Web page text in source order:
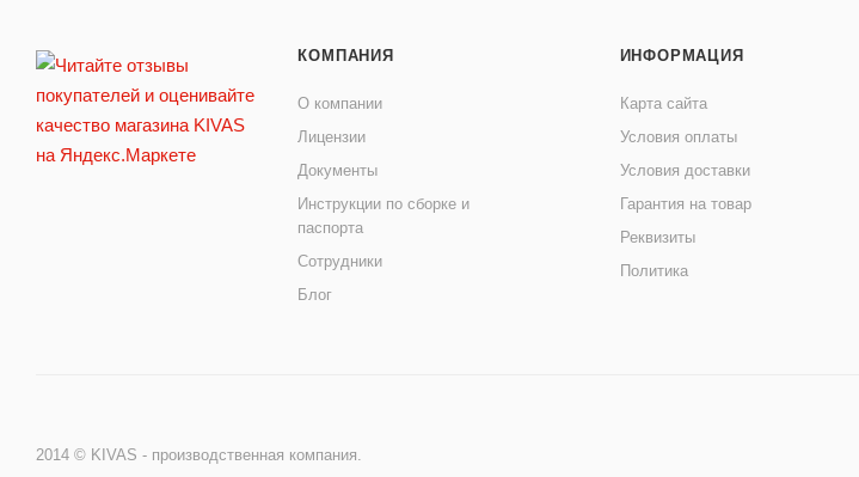
КОМПАНИЯ
О компании
Лицензии
Документы
Инструкции по сборке и
паспорта
Сотрудники
Блог
ИНФОРМАЦИЯ
Карта сайта
Условия оплаты
Условия доставки
Гарантия на товар
Реквизиты
Политика
2014 © KIVAS - производственная компания.